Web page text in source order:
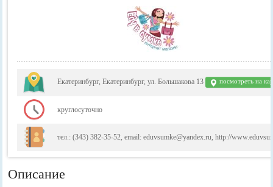
Екатеринбург, Екатеринбург, ул. Большакова 13 посмотреть на
круглосуточно
тел.: (343) 382-35-52, email: eduvsumke@yandex.ru, http://
Описание